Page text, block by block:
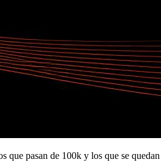
pasan de 100k y los que se